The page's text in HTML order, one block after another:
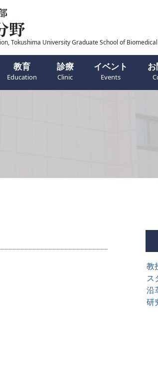
野
Tokushima University Graduate School of Biomedical
教育
Education
診療
Clinic
イベント
Events
教
ス
沿
研